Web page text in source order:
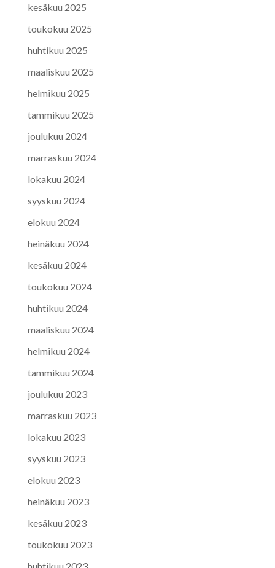
kesäkuu 2025
toukokuu 2025
huhtikuu 2025
maaliskuu 2025
helmikuu 2025
tammikuu 2025
joulukuu 2024
marraskuu 2024
lokakuu 2024
syyskuu 2024
elokuu 2024
heinäkuu 2024
kesäkuu 2024
toukokuu 2024
huhtikuu 2024
maaliskuu 2024
helmikuu 2024
tammikuu 2024
joulukuu 2023
marraskuu 2023
lokakuu 2023
syyskuu 2023
elokuu 2023
heinäkuu 2023
kesäkuu 2023
toukokuu 2023